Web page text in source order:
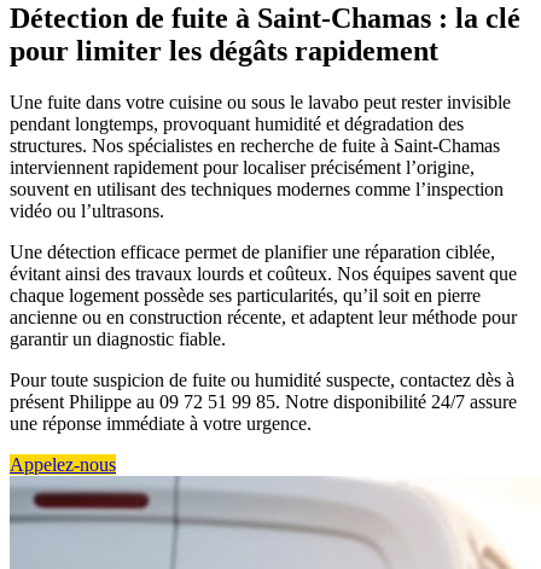
Détection de fuite à Saint-Chamas : la clé
pour limiter les dégâts rapidement
Une fuite dans votre cuisine ou sous le lavabo peut rester invisible
pendant longtemps, provoquant humidité et dégradation des
structures. Nos spécialistes en recherche de fuite à Saint-Chamas
interviennent rapidement pour localiser précisément l’origine,
souvent en utilisant des techniques modernes comme l’inspection
vidéo ou l’ultrasons.
Une détection efficace permet de planifier une réparation ciblée,
évitant ainsi des travaux lourds et coûteux. Nos équipes savent que
chaque logement possède ses particularités, qu’il soit en pierre
ancienne ou en construction récente, et adaptent leur méthode pour
garantir un diagnostic fiable.
Pour toute suspicion de fuite ou humidité suspecte, contactez dès à
présent Philippe au 09 72 51 99 85. Notre disponibilité 24/7 assure
une réponse immédiate à votre urgence.
Appelez-nous